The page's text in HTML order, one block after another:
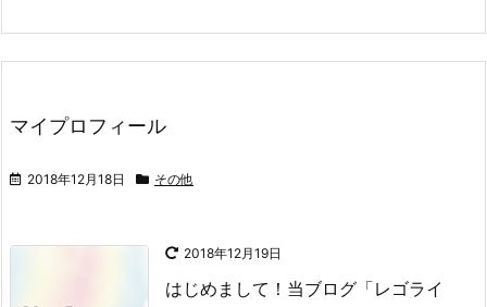
マイプロフィール
2018年12月18日 その他
2018年12月19日
はじめまして！ 当ブログ「レゴライ